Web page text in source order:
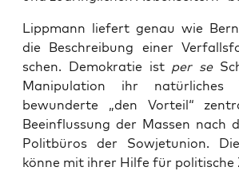
Lipp­mann lie­fert genau wie
die Beschrei­bung einer
schen. Demo­kra­tie ist per se
Mani­pu­la­ti­on ihr natür­li­ches
bewun­der­te „den Vor­teil“
Beein­flus­sung der Mas­sen nach
Polit­bü­ros der Sowjet­uni­on.
kön­ne mit ihrer Hil­fe für poli­ti­sche